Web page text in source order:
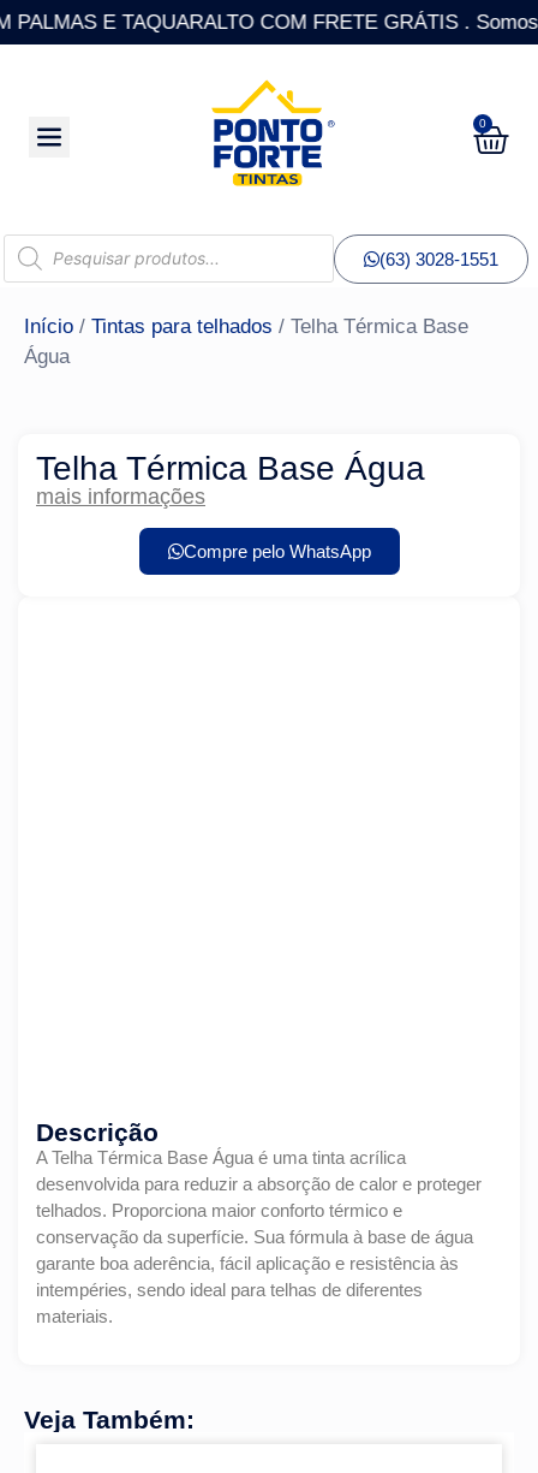
PALMAS E TAQUARALTO COM FRETE GRÁTIS .
0
(63) 3028-1551
Início / Tintas para telhados / Telha Térmica Base
Água
Descrição
A Telha Térmica Base Água é uma tinta acrílica
desenvolvida para reduzir a absorção de calor e proteger
telhados. Proporciona maior conforto térmico e
conservação da superfície. Sua fórmula à base de água
garante boa aderência, fácil aplicação e resistência às
intempéries, sendo ideal para telhas de diferentes
materiais.
Telha Térmica Base Água
mais informações
Compre pelo WhatsApp
Veja Também: